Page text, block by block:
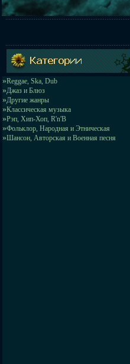
»Reggae, Ska, Dub
»Джаз и Блюз
»Другие жанры
»Классическая музыка
»Рэп, Хип-Хоп, R'n'B
»Фольклор, Народная и Этническая
»Шансон, Авторская и Военная песня